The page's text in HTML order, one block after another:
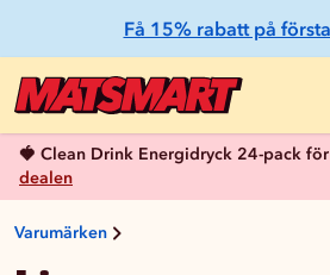
Få 15% rabatt på
🍓 Clean Drink Energidryck 24-pack
dealen
Varumärken